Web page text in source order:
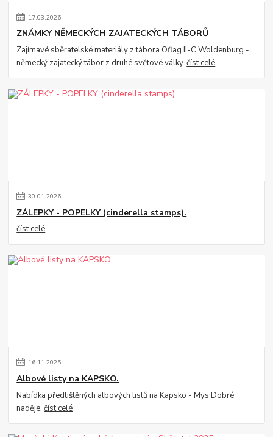
17.03.2026
ZNÁMKY NĚMECKÝCH ZAJATECKÝCH TÁBORŮ
Zajímavé sběratelské materiály z tábora Oflag II-C Woldenburg -
německý zajatecký tábor z druhé světové války.číst celé
30.01.2026
ZÁLEPKY - POPELKY (cinderella stamps).
číst celé
16.11.2025
Albové listy na KAPSKO.
Nabídka předtištěných albových listů na Kapsko - Mys Dobré
naděje.číst celé